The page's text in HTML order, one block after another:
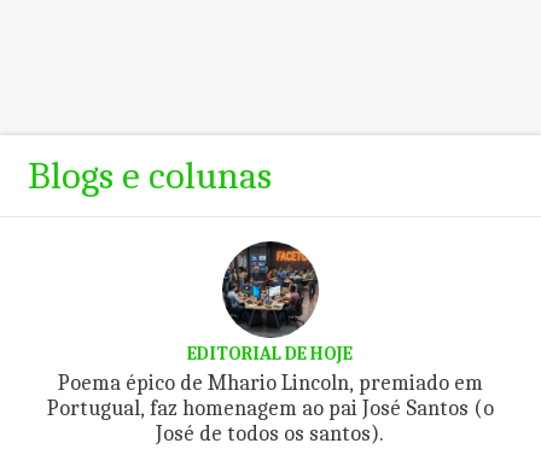
Blogs e colunas
EDITORIAL DE HOJE
Poema épico de Mhario Lincoln, premiado em
Portugual, faz homenagem ao pai José Santos (o
José de todos os santos).